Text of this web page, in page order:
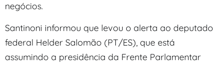
negócios.
Santinoni informou que levou o alerta ao deputado
federal Helder Salomão (PT/ES), que está
assumindo a presidência da Frente Parlamentar